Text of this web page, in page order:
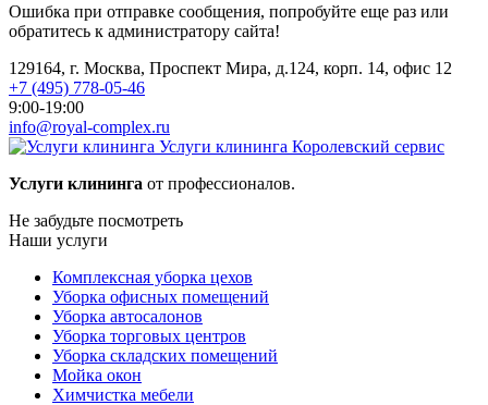
Ошибка при отправке сообщения, попробуйте еще раз или
обратитесь к администратору сайта!
129164, г. Москва, Проспект Мира, д.124, корп. 14, офис 12
+7 (495) 778-05-46
9:00-19:00
info@royal-complex.ru
Услуги клининга Королевский сервис
Услуги клининга от профессионалов.
Не забудьте посмотреть
Наши услуги
Комплексная уборка цехов
Уборка офисных помещений
Уборка автосалонов
Уборка торговых центров
Уборка складских помещений
Мойка окон
Химчистка мебели